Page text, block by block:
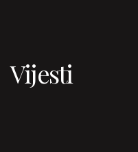
Vijesti